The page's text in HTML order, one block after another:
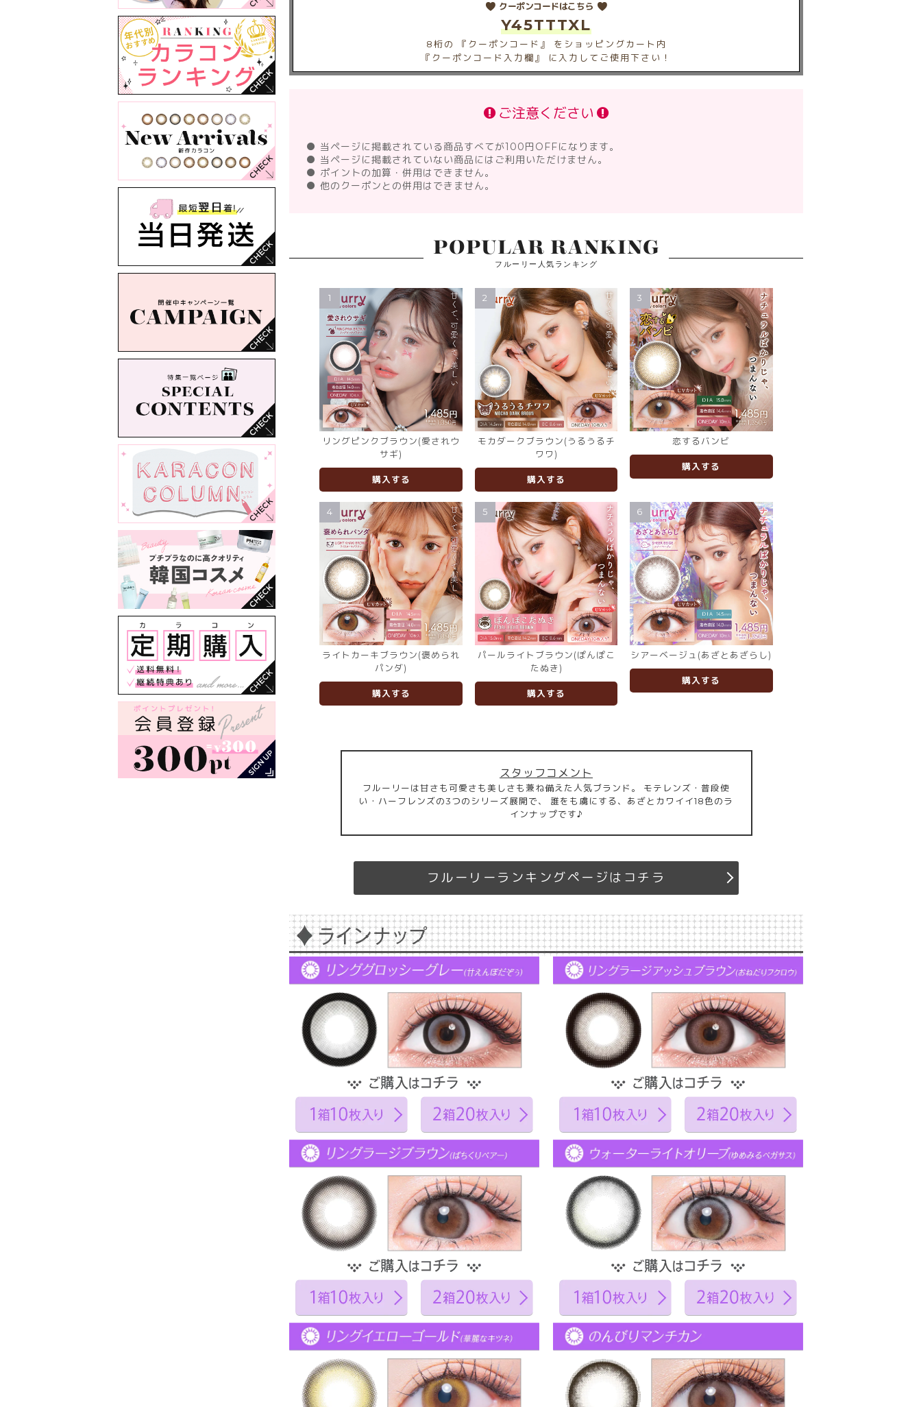
クーポンコードはこちら
Y45TTTXL
8桁の 『クーポンコード』 をショッピングカート内
『クーポンコード入力欄』 に入力してご使用下さい！
ご注意ください
● 当ページに掲載されている商品すべてが100円OFFになります。
● 当ページに掲載されていない商品にはご利用いただけません。
● ポイントの加算・併用はできません。
● 他のクーポンとの併用はできません。
POPULAR RANKING
フルーリー人気ランキング
1
リングピンクブラウン(愛されウ
サギ)
購入する
2
モカダークブラウン(うるうるチ
ワワ)
購入する
3
恋するバンビ
購入する
4
ライトカーキブラウン(褒められ
パンダ)
購入する
5
パールライトブラウン(ぽんぽこ
たぬき)
購入する
6
シアーベージュ(あざとあざらし)
購入する
スタッフコメント
フルーリーは甘さも可愛さも美しさも兼ね備えた人気ブランド。 モテレンズ・普段使
い・ハーフレンズの3つのシリーズ展開で、 誰をも虜にする、あざとカワイイ18色のラ
インナップです♪
フルーリーランキングページはコチラ